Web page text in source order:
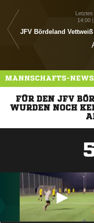
14:00
JFV Bördeland Vettweiß
MANNSCHAFTS-NEWS
FÜR DEN JFV
URDEN NOCH